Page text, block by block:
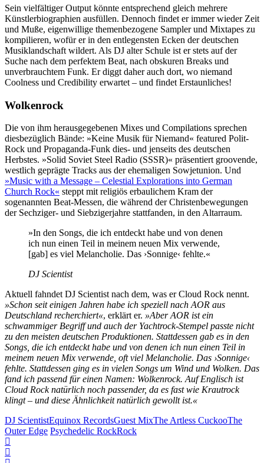
Sein vielfältiger Output könnte entsprechend gleich mehrere
Künstlerbiographien ausfüllen. Dennoch findet er immer wieder Zeit
und Muße, eigenwillige themenbezogene Sampler und Mixtapes zu
kompilieren, wofür er in den entlegensten Ecken der deutschen
Musiklandschaft wildert. Als DJ alter Schule ist er stets auf der
Suche nach dem perfektem Beat, nach obskuren Breaks und
unverbrauchtem Funk. Er diggt daher auch dort, wo niemand
Coolness und Credibility erwartet – und findet Erstaunliches!
Wolkenrock
Die von ihm herausgegebenen Mixes und Compilations sprechen
diesbezüglich Bände: »Keine Musik für Niemand« featured Polit-
Rock und Propaganda-Funk dies- und jenseits des deutschen
Herbstes. »Solid Soviet Steel Radio (SSSR)« präsentiert groovende,
westlich geprägte Tracks aus der ehemaligen Sowjetunion. Und
»Music with a Message – Celestial Explorations into German
Church Rock« steppt mit religiös erbaulichem Kram der
sogenannten Beat-Messen, die während der Christenbewegungen
der Sechziger- und Siebzigerjahre stattfanden, in den Altarraum.
»In den Songs, die ich entdeckt habe und von denen
ich nun einen Teil in meinem neuen Mix verwende,
[gab] es viel Melancholie. Das ›Sonnige‹ fehlte.«
DJ Scientist
Aktuell fahndet DJ Scientist nach dem, was er Cloud Rock nennt.
»Schon seit einigen Jahren habe ich speziell nach AOR aus
Deutschland recherchiert«, erklärt er. »Aber AOR ist ein
schwammiger Begriff und auch der Yachtrock-Stempel passte nicht
zu den meisten deutschen Produktionen. Stattdessen gab es in den
Songs, die ich entdeckt habe und von denen ich nun einen Teil in
meinem neuen Mix verwende, oft viel Melancholie. Das ›Sonnige‹
fehlte. Stattdessen ging es in vielen Songs um Wind und Wolken. Das
fand ich passend für einen Namen: Wolkenrock. Auf Englisch ist
Cloud Rock natürlich noch passender, da es fast wie Krautrock
klingt – und diese Ähnlichkeit natürlich gewollt ist.«
DJ ScientistEquinox RecordsGuest MixThe Artless CuckooThe
Outer Edge Psychedelic RockRock